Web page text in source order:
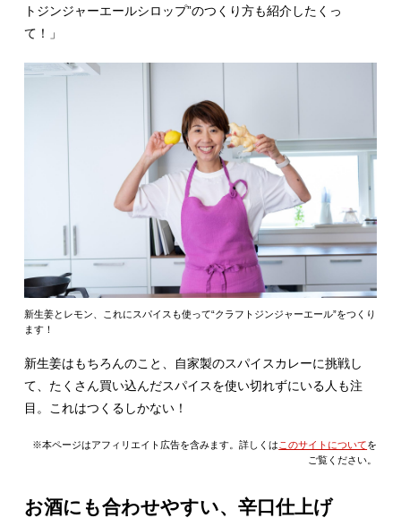
トジンジャーエールシロップ”のつくり方も紹介したくっ
て！」
新生姜とレモン、これにスパイスも使って“クラフトジンジャーエール”をつくり
ます！
新生姜はもちろんのこと、自家製のスパイスカレーに挑戦し
て、たくさん買い込んだスパイスを使い切れずにいる人も注
目。これはつくるしかない！
※本ページはアフィリエイト広告を含みます。詳しくは このサイトについてを
ご覧ください。
お酒にも合わせやすい、辛口仕上げ